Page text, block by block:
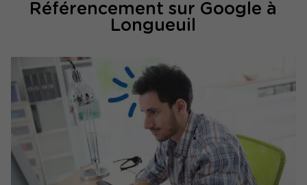
Référencement sur Google à
Longueuil